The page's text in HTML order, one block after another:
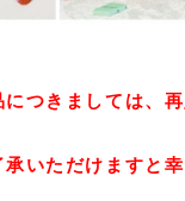
につきましては、
いただけますと幸